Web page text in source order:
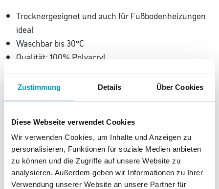
Zustimmung Details Über Cookies
Diese Webseite verwendet Cookies
Wir verwenden Cookies, um Inhalte und Anzeigen zu
personalisieren, Funktionen für soziale Medien anbieten
zu können und die Zugriffe auf unsere Website zu
analysieren. Außerdem geben wir Informationen zu Ihrer
Verwendung unserer Website an unsere Partner für
Trocknergeeignet und auch für Fußbodenheizungen
ideal
Waschbar bis 30°C
Qualität: 100% Polyacryl
Maße: 50 x 60cm
Der JOOP! Badteppich Classic wird in einer kleinen
Manufaktur in Deutschland in mehreren
handwerklichen Arbeitsgängen als Unikat hergestellt.